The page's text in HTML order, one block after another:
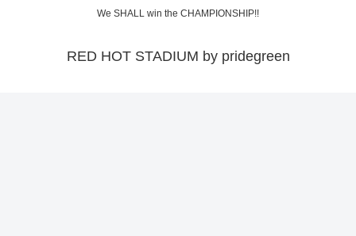
We SHALL win the CHAMPIONSHIP!!
RED HOT STADIUM by pridegreen